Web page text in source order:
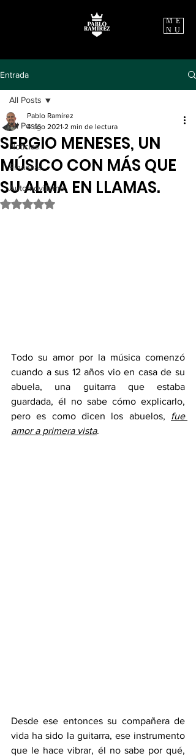
ME
NU
Entrada
All Posts
Noticias
Finanzas
Automovilismo
All Posts
SERGIO MENESES, UN
MÚSICO CON MÁS QUE
SU ALMA EN LLAMAS.
Pablo Ramírez
4 ago 2021 2 min de lectura
Obtuvo NaN de 5 estrellas.
Todo su amor por la música comenzó
cuando a sus 12 años vio en casa de su
abuela, una guitarra que estaba
guardada, él no sabe cómo explicarlo,
pero es como dicen los abuelos, fue
amor a primera vista.
Desde ese entonces su compañera de
vida ha sido la guitarra, ese instrumento
que le hace vibrar, él no sabe por qué,